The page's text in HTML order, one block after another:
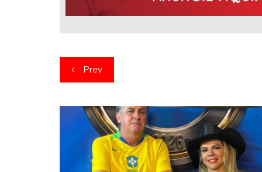
Navegação
de
artigos
Prev